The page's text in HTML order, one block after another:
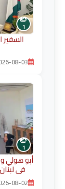
1
08-03
1
أبو هولي
في
08-02